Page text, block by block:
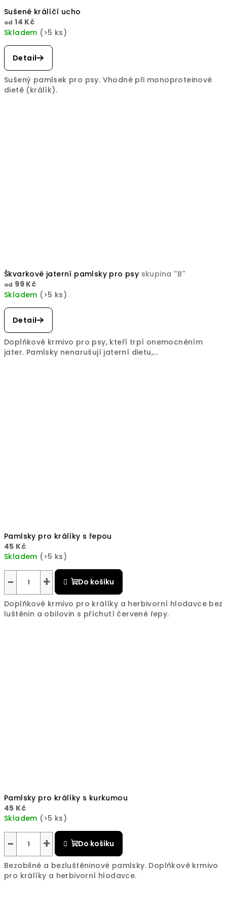
Sušené králíčí ucho
od 14 Kč
Skladem (>5 ks)
Detail
Sušený pamlsek pro psy. Vhodné při monoproteinové
dietě (králík).
Škvarkové jaterní pamlsky pro psy skupina ''B''
od 99 Kč
Skladem (>5 ks)
hodnocení
produktu
je
5,0
z
Detail
Doplňkové krmivo pro psy, kteří trpí onemocněním
jater. Pamlsky nenarušují jaterní dietu,...
Pamlsky pro králíky s řepou
45 Kč
Skladem (>5 ks)
hodnocení
produktu
je
5,0
z
+
− Do košíku
Doplňkové krmivo pro králíky a herbivorní hlodavce bez
luštěnin a obilovin s příchutí červené řepy.
Pamlsky pro králíky s kurkumou
45 Kč
Skladem (>5 ks)
hodnocení
produktu
je
5,0
z
+
− Do košíku
Bezobilné a bezluštěninové pamlsky. Doplňkové krmivo
pro králíky a herbivorní hlodavce.